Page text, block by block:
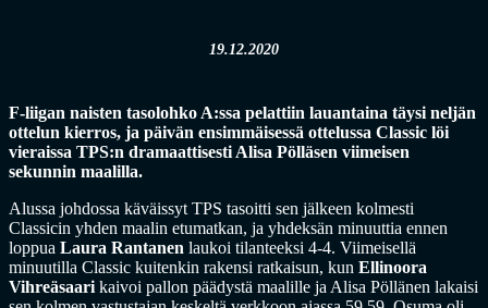
19.12.2020
F-liigan naisten tasolohko A:ssa pelattiin lauantaina täysi neljän
ottelun kierros, ja päivän ensimmäisessä ottelussa Classic löi
vieraissa TPS:n dramaattisesti Alisa Pölläsen viimeisen
sekunnin maalilla.
Alussa johdossa käväissyt TPS tasoitti sen jälkeen kolmesti
Classicin yhden maalin etumatkan, ja yhdeksän minuuttia ennen
loppua Laura Rantanen laukoi tilanteeksi 4-4. Viimeisellä
minuutilla Classic kuitenkin rakensi ratkaisun, kun Ellinoora
Vihreäsaari kaivoi pallon päädystä maalille ja Alisa Pöllänen lakaisi